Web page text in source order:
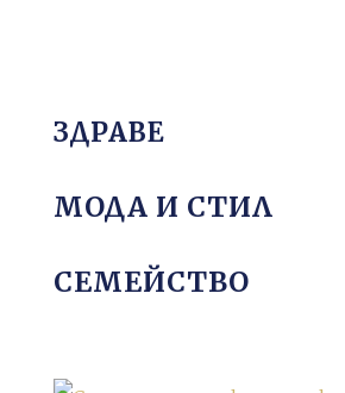
ЗДРАВЕ
МОДА И СТИЛ
СЕМЕЙСТВО